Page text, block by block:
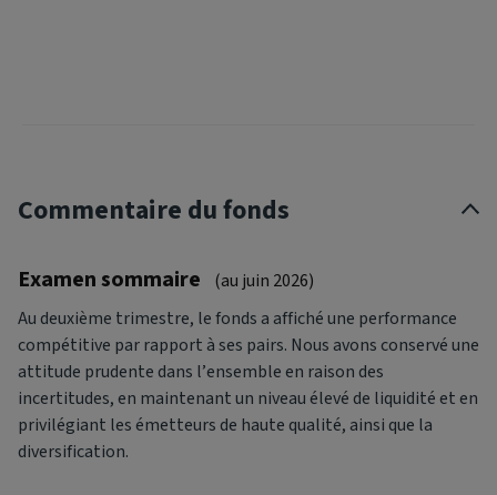
Commentaire du fonds
Examen sommaire
(au juin 2026)
Au deuxième trimestre, le fonds a affiché une performance
compétitive par rapport à ses pairs. Nous avons conservé une
attitude prudente dans l’ensemble en raison des
incertitudes, en maintenant un niveau élevé de liquidité et en
privilégiant les émetteurs de haute qualité, ainsi que la
diversification.